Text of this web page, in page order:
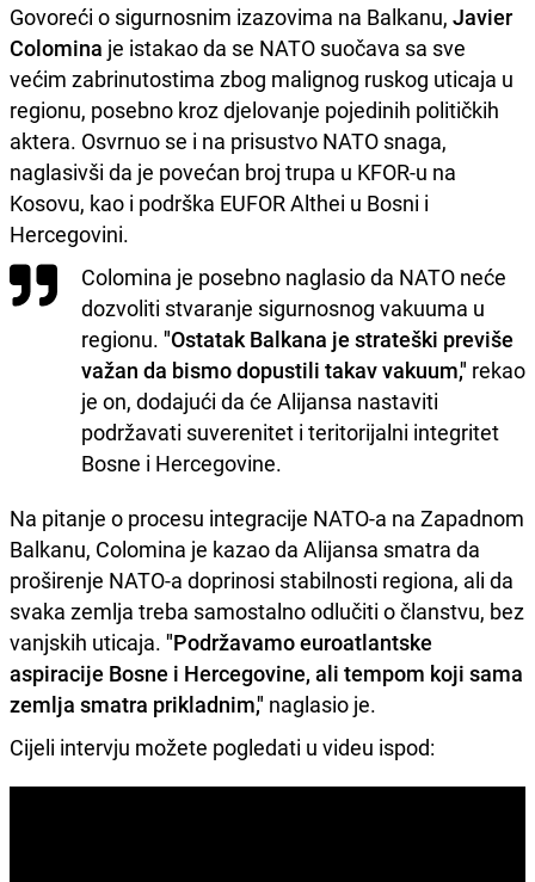
Govoreći o sigurnosnim izazovima na Balkanu, Javier
Colomina je istakao da se NATO suočava sa sve
većim zabrinutostima zbog malignog ruskog uticaja u
regionu, posebno kroz djelovanje pojedinih političkih
aktera. Osvrnuo se i na prisustvo NATO snaga,
naglasivši da je povećan broj trupa u KFOR-u na
Kosovu, kao i podrška EUFOR Althei u Bosni i
Hercegovini.
Colomina je posebno naglasio da NATO neće
dozvoliti stvaranje sigurnosnog vakuuma u
regionu. "Ostatak Balkana je strateški previše
važan da bismo dopustili takav vakuum," rekao
je on, dodajući da će Alijansa nastaviti
podržavati suverenitet i teritorijalni integritet
Bosne i Hercegovine.
Na pitanje o procesu integracije NATO-a na Zapadnom
Balkanu, Colomina je kazao da Alijansa smatra da
proširenje NATO-a doprinosi stabilnosti regiona, ali da
svaka zemlja treba samostalno odlučiti o članstvu, bez
vanjskih uticaja. "Podržavamo euroatlantske
aspiracije Bosne i Hercegovine, ali tempom koji sama
zemlja smatra prikladnim," naglasio je.
Cijeli intervju možete pogledati u videu ispod: